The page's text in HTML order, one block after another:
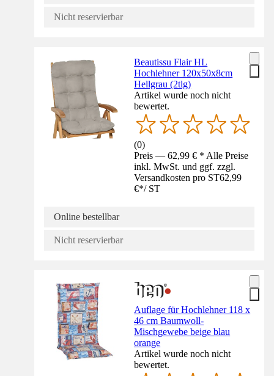
Nicht reservierbar
Beautissu Flair HL
Hochlehner 120x50x8cm
Hellgrau (2tlg)
Artikel wurde noch nicht
bewertet.
(0)
Preis — 62,99 € * Alle Preise
inkl. MwSt. und ggf. zzgl.
Versandkosten pro ST62,99
€*/ ST
Online bestellbar
Nicht reservierbar
Auflage für Hochlehner 118 x
46 cm Baumwoll-
Mischgewebe beige blau
orange
Artikel wurde noch nicht
bewertet.